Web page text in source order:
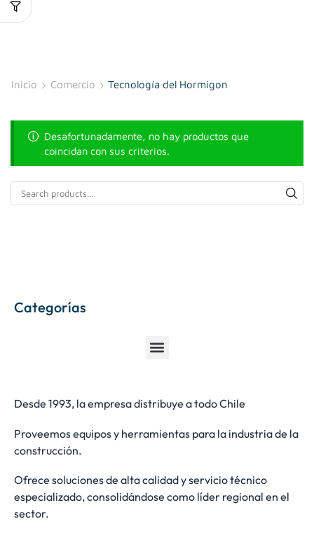
Inicio Comercio Tecnología del Hormigon
Desafortunadamente, no hay productos que
coincidan con sus criterios.
Categorías
Desde 1993, la empresa distribuye a todo Chile
Proveemos equipos y herramientas para la industria de la
construcción.
Ofrece soluciones de alta calidad y servicio técnico
especializado, consolidándose como líder regional en el
sector.